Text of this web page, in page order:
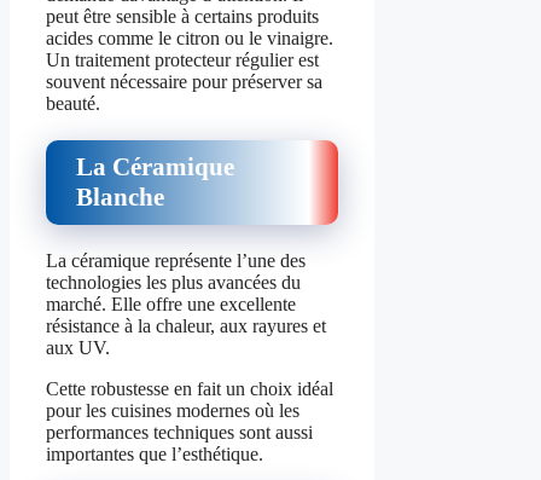
peut être sensible à certains produits
acides comme le citron ou le vinaigre.
Un traitement protecteur régulier est
souvent nécessaire pour préserver sa
beauté.
La Céramique
Blanche
La céramique représente l’une des
technologies les plus avancées du
marché. Elle offre une excellente
résistance à la chaleur, aux rayures et
aux UV.
Cette robustesse en fait un choix idéal
pour les cuisines modernes où les
performances techniques sont aussi
importantes que l’esthétique.